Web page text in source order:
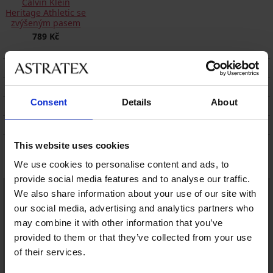
Consent Details About
This website uses cookies
We use cookies to personalise content and ads, to
provide social media features and to analyse our traffic.
We also share information about your use of our site with
our social media, advertising and analytics partners who
may combine it with other information that you’ve
provided to them or that they’ve collected from your use
of their services.
Heritage Athletic se
zvýšeným pasem
789 Kč
POPIS
DOPRAVA A PLATBA
VÝMĚNA
Mohlo by se vám líbit